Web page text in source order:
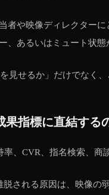
者や映像ディレクター
、あるいはミュート状
見せるか」だけでなく、
果指標に直結する
、CVR、指名検索、
される原因は、映像